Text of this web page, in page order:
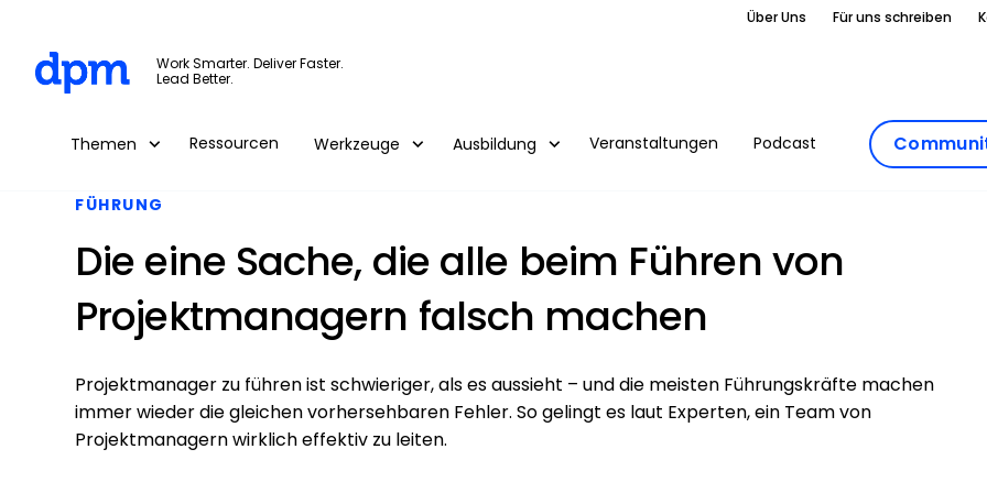
Skip to main content
Über Uns Für uns schreiben
Work Smarter. Deliver Faster.
Lead Better.
Themen Ressourcen Werkzeuge Ausbildung Veranstaltungen Podcast
FÜHRUNG
Die eine Sache, die alle beim Führen von
Projektmanagern falsch machen
Projektmanager zu führen ist schwieriger, als es aussieht – und die meisten Führungskräfte machen
immer wieder die gleichen vorhersehbaren Fehler. So gelingt es laut Experten, ein Team von
Projektmanagern wirklich effektiv zu leiten.